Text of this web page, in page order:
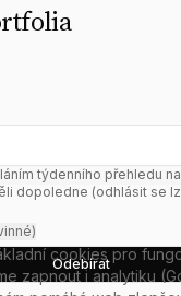
cookies pro
zapnout i analytiku
týdenního přehledu
dopoledne (odhlásit se
Odebírat